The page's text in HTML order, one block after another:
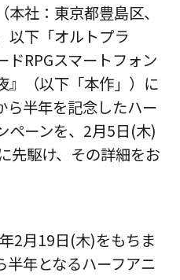
社：東京都豊島区、
下「オルトプラ
ドRPGスマートフォン
』（以下「本作」）に
ら半年を記念したハー
ペーンを、2月5日(木)
先駆け、その詳細をお
2月19日(木)をもちま
半年となるハーフアニ